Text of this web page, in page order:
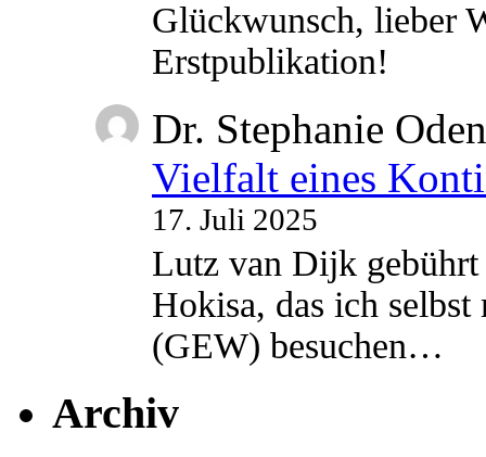
Glückwunsch, lieber
Erstpublikation!
Dr. Stephanie
Vielfalt eines
17. Juli 2025
Lutz van Dijk
Hokisa, das ich
(GEW) besuchen…
Archiv